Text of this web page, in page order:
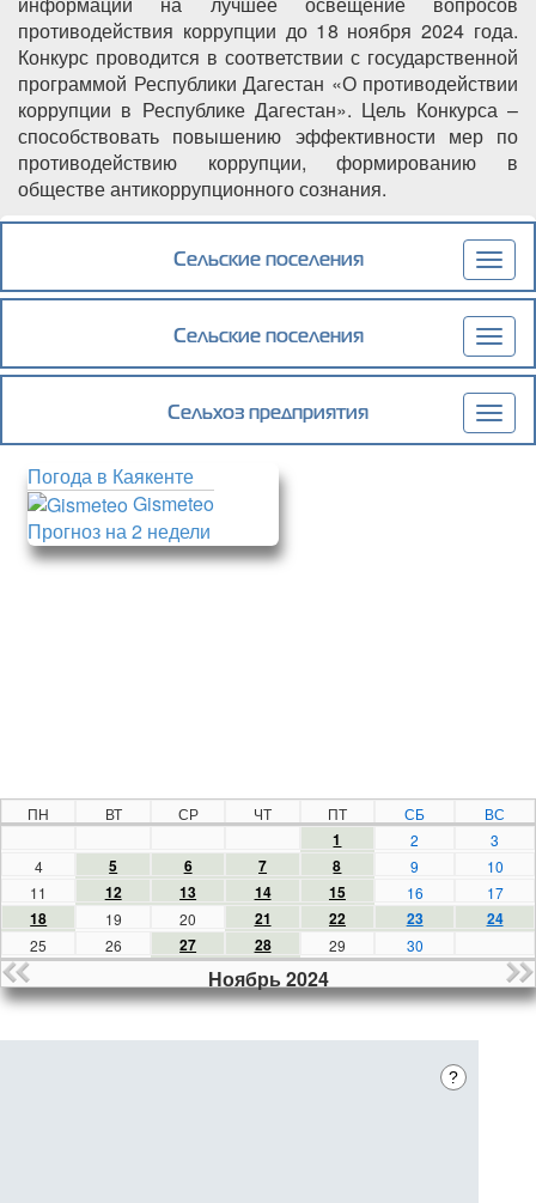
противодействия коррупции до 18 ноября 2024 года.
Конкурс проводится в соответствии с государственной
программой Республики Дагестан «О противодействии
коррупции в Республике Дагестан». Цель Конкурса –
способствовать повышению эффективности мер по
противодействию коррупции, формированию в
обществе антикоррупционного сознания.
Подробнеео Продлен срок приема заявок на участие в
конкурсе среди республиканских СМИ на
противодействия коррупции.
Сельские поселения
Сельские поселения
Сельхоз предприятия
Погода в Каякенте
Gismeteo
Прогноз на 2 недели
ПН ВТ СР ЧТ ПТ СБ ВС
1 2
3
4
5 6 7 8 9
10
11
12 13 14 15 16 17
18 19 20 21 22 23 24
25 26 27 28 29 30
Ноябрь 2024
?